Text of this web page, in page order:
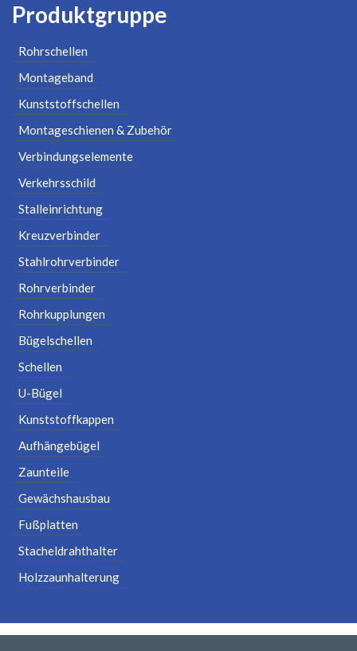
Produktgruppe
Rohrschellen
Montageband
Kunststoffschellen
Montageschienen & Zubehör
Verbindungselemente
Verkehrsschild
Stalleinrichtung
Kreuzverbinder
Stahlrohrverbinder
Rohrverbinder
Rohrkupplungen
Bügelschellen
Schellen
U-Bügel
Kunststoffkappen
Aufhängebügel
Zaunteile
Gewächshausbau
Fußplatten
Stacheldrahthalter
Holzzaunhalterung